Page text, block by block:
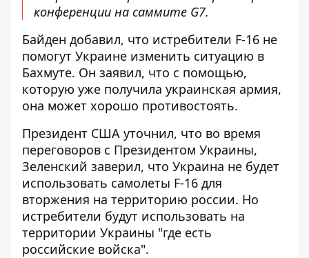
конференции на саммите G7.
Байден добавил, что истребители F-16 не
помогут Украине изменить ситуацию в
Бахмуте. Он заявил, что с помощью,
которую уже получила украинская армия,
она может хорошо противостоять.
Президент США уточнил, что во время
переговоров с Президентом Украины,
Зеленский заверил, что Украина не будет
использовать самолеты F-16 для
вторжения на территорию россии. Но
истребители будут использовать на
территории Украины "где есть
российские войска".